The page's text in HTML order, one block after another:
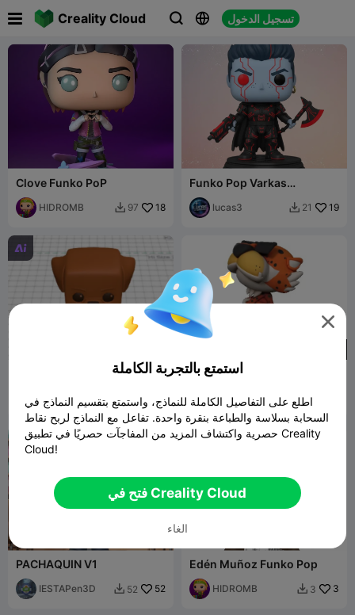
Creality Cloud   تسجيل الدخول
 
Clove Funko PoP
HIDROMB  97 18
Funko Pop Varkas
Disruptor
lucas3  21 19

Oliver Bindock  1
Funko Pop Chester
STLFİGUR 
PACHAQUIN V1
IESTAPen3D  52 52
Edén Muñoz Funko Pop
HIDROMB  3 3

استمتع بالتجربة الكاملة
اطلع على التفاصيل الكاملة للنماذج، واستمتع بتقسيم النماذج في
السحابة بسلاسة والطباعة بنقرة واحدة. تفاعل مع النماذج لربح نقاط
حصرية واكتشاف المزيد من المفاجآت حصريًا في تطبيق Creality
Cloud!
فتح في Creality Cloud
الغاء